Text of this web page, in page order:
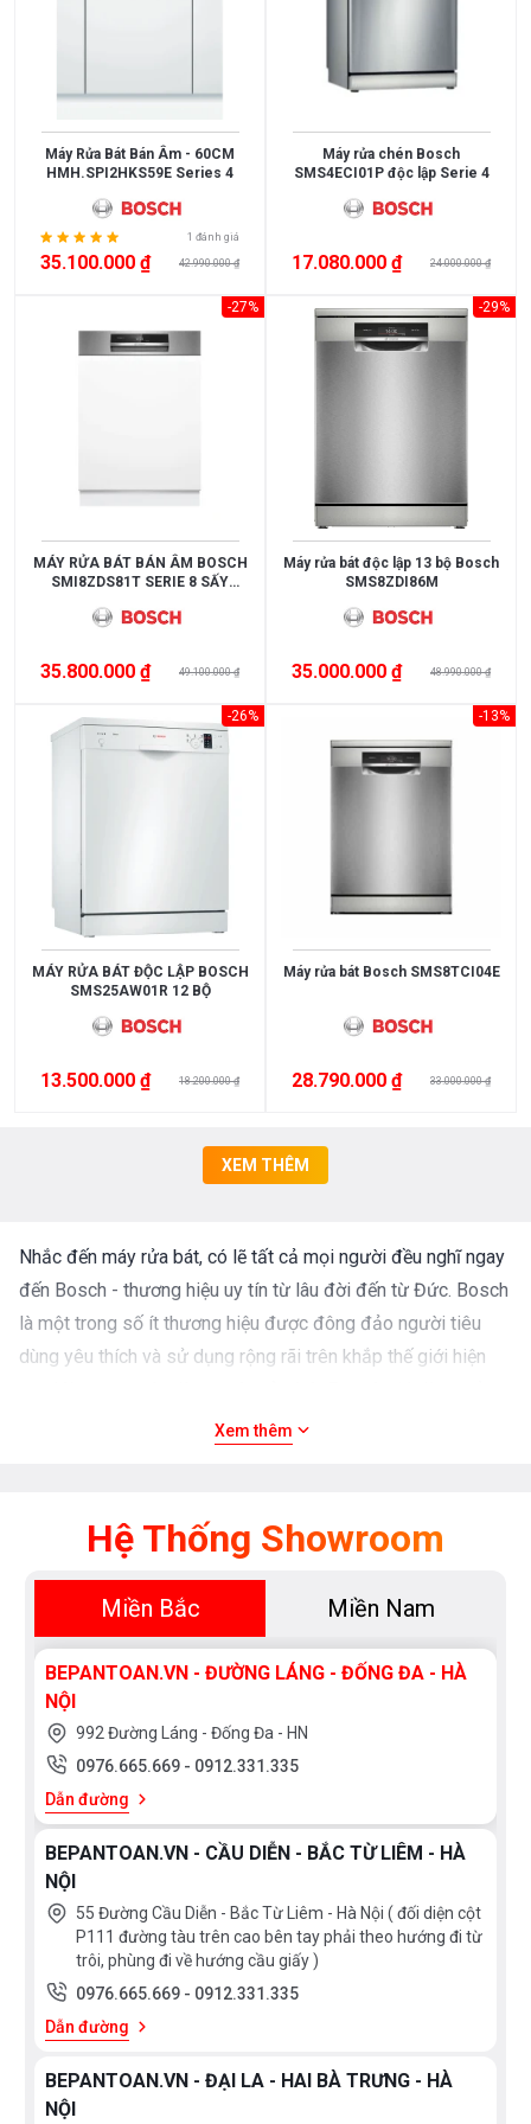
Máy Rửa Bát Bán Âm - 60CM
HMH.SPI2HKS59E Series 4
1 đánh giá
35.100.000 ₫ 42.990.000 ₫
Máy rửa chén Bosch
SMS4ECI01P độc lập Serie 4
17.080.000 ₫ 24.000.000 ₫
-27%
MÁY RỬA BÁT BÁN ÂM BOSCH
SMI8ZDS81T SERIE 8 SẤY
35.800.000 ₫ 49.100.000 ₫
-29%
Máy rửa bát độc lập 13 bộ Bosch
SMS8ZDI86M
35.000.000 ₫ 48.990.000 ₫
-26%
MÁY RỬA BÁT ĐỘC LẬP BOSCH
SMS25AW01R 12 BỘ
13.500.000 ₫ 18.200.000 ₫
-13%
Máy rửa bát Bosch SMS8TCI04E
28.790.000 ₫ 33.000.000 ₫
XEM THÊM
Nhắc đến máy rửa bát, có lẽ tất cả mọi người đều nghĩ ngay
đến Bosch - thương hiệu uy tín từ lâu đời đến từ Đức. Bosch
là một trong số ít thương hiệu được đông đảo người tiêu
dùng yêu thích và sử dụng rộng rãi trên khắp thế giới hiện
phẩm nào là tốt nhất ? Hôm nay, Bếp An toàn xin giới thiệu
Bật mí top 3 máy rửa chén Bosch bán
chạy nhất hiện nay
Máy rửa bát Bosch SMI6ZCS00E
Xem thêm
Hệ Thống Showroom
Miền Bắc Miền Nam
BEPANTOAN.VN - ĐƯỜNG LÁNG - ĐỐNG ĐA - HÀ
NỘI
992 Đường Láng - Đống Đa - HN
0976.665.669 - 0912.331.335
Dẫn đường
BEPANTOAN.VN - CẦU DIỄN - BẮC TỪ LIÊM - HÀ
NỘI
55 Đường Cầu Diễn - Bắc Từ Liêm - Hà Nội ( đối diện cột
P111 đường tàu trên cao bên tay phải theo hướng đi từ
trôi, phùng đi về hướng cầu giấy )
0976.665.669 - 0912.331.335
Dẫn đường
BEPANTOAN.VN - ĐẠI LA - HAI BÀ TRƯNG - HÀ
NỘI